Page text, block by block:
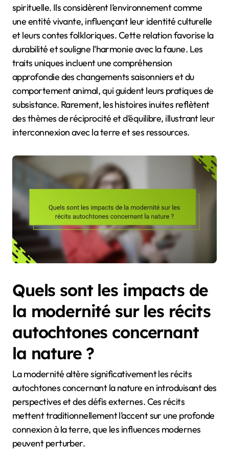
spirituelle. Ils considèrent l’environnement comme
une entité vivante, influençant leur identité culturelle
et leurs contes folkloriques. Cette relation favorise la
durabilité et souligne l’harmonie avec la faune. Les
traits uniques incluent une compréhension
approfondie des changements saisonniers et du
comportement animal, qui guident leurs pratiques de
subsistance. Rarement, les histoires inuites reflètent
des thèmes de réciprocité et d’équilibre, illustrant leur
interconnexion avec la terre et ses ressources.
Quels sont les impacts de
la modernité sur les récits
autochtones concernant
la nature ?
La modernité altère significativement les récits
autochtones concernant la nature en introduisant des
perspectives et des défis externes. Ces récits
mettent traditionnellement l’accent sur une profonde
connexion à la terre, que les influences modernes
peuvent perturber.